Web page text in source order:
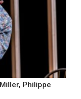
Philippe